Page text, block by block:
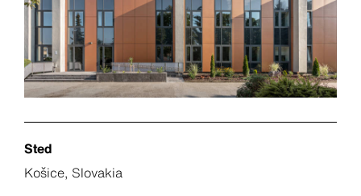
Sted
Košice, Slovakia